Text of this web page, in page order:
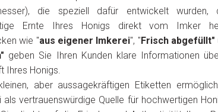
die speziell dafür entwickelt wurden,
Ernte Ihres Honigs direkt vom Imker
wie "aus eigener Imkerei", "Frisch abgefüllt"
geben Sie Ihren Kunden klare Informationen
Ihres Honigs.
aber aussagekräftigen Etiketten
als vertrauenswürdige Quelle für hochwertigen